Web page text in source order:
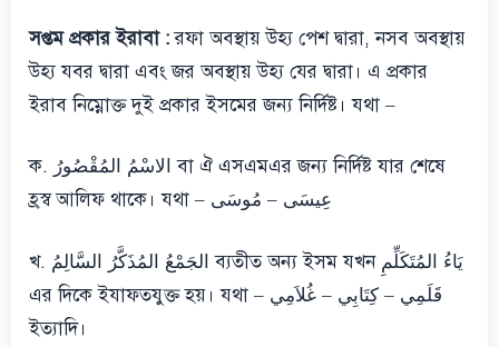
সপ্তম প্রকার ইরাবা :রফা অবস্থায় উহ্য পেশ দ্বারা, নসব অবস্থায়
উহ্য যবর দ্বারা এবং জর অবস্থায় উহ্য যের দ্বারা। এ প্রকার
ইরাব নিম্নোক্ত দুই প্রকার ইসমের জন্য নির্দিষ্ট। যথা –
ক. الاسْمُ المُقْصُورُ বা ঐ এসএমএর জন্য নির্দিষ্ট যার শেষে
হ্রস্ব আলিফ থাকে। যথা – عِيسَى – مُوسَى
খ. الجَمْعُ المُذَكَّرُ السَّالِمُ ব্যতীত অন্য ইসম যখন يَاءُ المُتَكَلِّمِ
এর দিকে ইযাফতযুক্ত হয়। যথা – قَلَمِي – كِتَابِي – غُلاَمِي
ইত্যাদি।